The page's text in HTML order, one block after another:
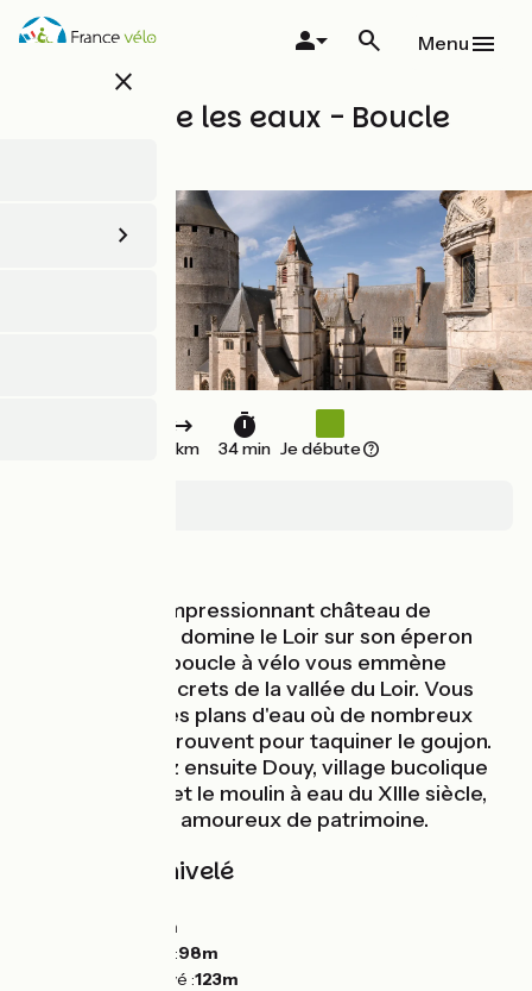
Aller
au
close
Menu
À vélo entre les eaux - Boucle
9 km 34 min Je débute
Au départ de l'impressionnant château de
Châteaudun qui domine le Loir sur son éperon
rocheux, cette boucle à vélo vous emmène
découvrir les secrets de la vallée du Loir. Vous
pédalez entre les plans d'eau où de nombreux
pêcheurs se retrouvent pour taquiner le goujon.
Vous découvrez ensuite Douy, village bucolique
au bord du Loir et le moulin à eau du XIIIe siècle,
de quoi ravir les amoureux de patrimoine.
Pentes et dénivelé
20m
Point le plus bas :98m
Point le plus élevé :123m